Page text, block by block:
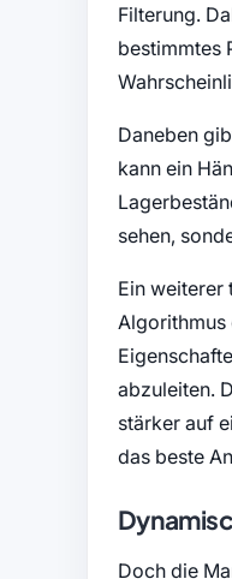
Filterung.
bestimmtes
Daneben
kann ein
sehen,
Ein weiterer
Algorithmus
abzuleiten.
stärker auf
das beste
Doch die